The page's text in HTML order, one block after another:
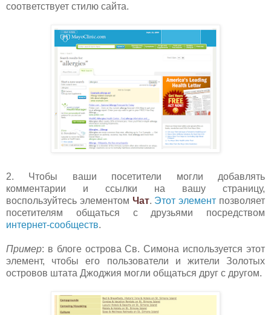
соответствует стилю сайта.
2. Чтобы ваши посетители могли добавлять
комментарии и ссылки на вашу страницу,
воспользуйтесь элементом Чат. Этот элемент позволяет
посетителям общаться с друзьями посредством
интернет-сообществ.
Пример: в блоге острова Св. Симона используется этот
элемент, чтобы его пользователи и жители Золотых
островов штата Джоджия могли общаться друг с другом.